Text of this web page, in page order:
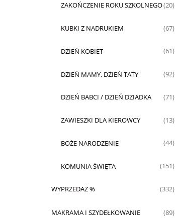
ZAKOŃCZENIE ROKU SZKOLNEGO(20)
KUBKI Z NADRUKIEM (67)
DZIEŃ KOBIET (61)
DZIEŃ MAMY, DZIEŃ TATY (92)
DZIEŃ BABCI / DZIEŃ DZIADKA (71)
ZAWIESZKI DLA KIEROWCY (13)
BOŻE NARODZENIE (44)
KOMUNIA ŚWIĘTA (151)
WYPRZEDAŻ % (332)
MAKRAMA I SZYDEŁKOWANIE (89)